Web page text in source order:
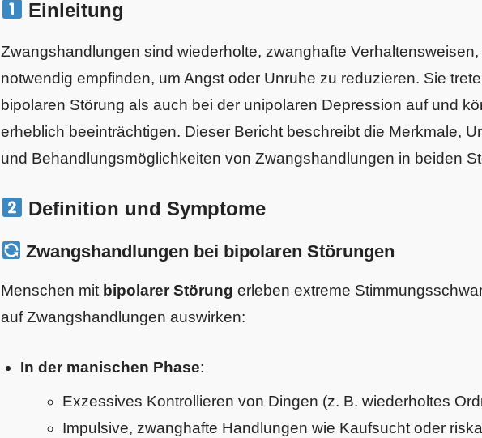
Einleitung
Zwangshandlungen sind wiederholte, zwanghafte
notwendig empfinden, um Angst oder Unruhe zu reduzieren. Sie
bipolaren Störung als auch bei der unipolaren Depression auf und
erheblich beeinträchtigen. Dieser Bericht beschreibt die Merkmale,
und Behandlungsmöglichkeiten von Zwangshandlungen in beiden
Definition und Symptome
Zwangshandlungen bei bipolaren Störungen
Menschen mit bipolarer Störung erleben extreme
auf Zwangshandlungen auswirken:
In der manischen Phase:
Exzessives Kontrollieren von Dingen (z. B. wiederholtes
Impulsive, zwanghafte Handlungen wie Kaufsucht oder